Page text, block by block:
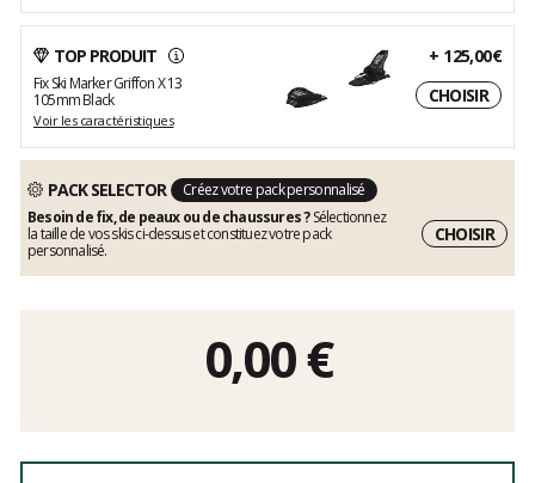
TOP PRODUIT
Fix Ski Marker Griffon X 13
105mm Black
Voir les caractéristiques
+ 125,00€
CHOISIR
PACK SELECTOR
Créez votre pack personnalisé
Besoin de fix, de peaux ou de chaussures ?Sélectionnez
la taille de vos skis ci-dessus et constituez votre pack
personnalisé.
CHOISIR
0,00€